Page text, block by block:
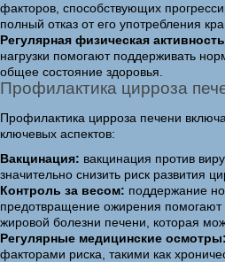
факторов, способствующих
полный отказ от его употребления
Регулярная физическая
нагрузки помогают поддерживать
общее состояние здоровья.
Профилактика цирроза
Профилактика цирроза печени
ключевых аспектов:
Вакцинация: вакцинация против
значительно снизить риск развития
Контроль за весом: поддержание
предотвращение ожирения помогают
жировой болезни печени, которая
Регулярные медицинские осмотры:
факторами риска, такими как